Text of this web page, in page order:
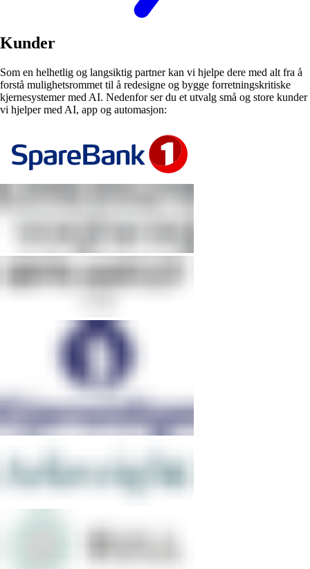
Kunder
Som en helhetlig og langsiktig partner kan vi hjelpe dere med alt fra å
forstå mulighetsrommet til å redesigne og bygge forretningskritiske
kjernesystemer med AI. Nedenfor ser du et utvalg små og store kunder
vi hjelper med AI, app og automasjon: